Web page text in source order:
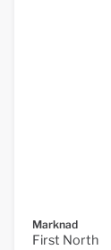
Marknad
First North